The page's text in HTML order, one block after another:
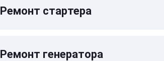
Ремонт стартера
Ремонт генератора